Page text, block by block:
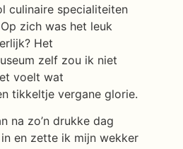
culinaire specialiteiten
zich was het leuk
Het
zelf zou ik niet
voelt wat
tikkeltje vergane glorie.
na zo’n drukke dag
en zette ik mijn wekker